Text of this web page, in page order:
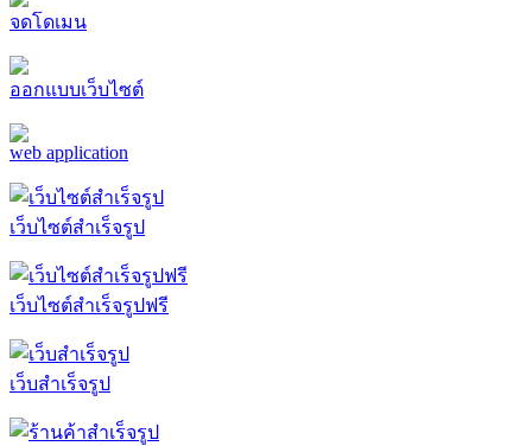
จดโดเมน
ออกแบบเว็บไซต์
web application
เว็บไซต์สำเร็จรูป
เว็บไซต์สำเร็จรูปฟรี
เว็บสำเร็จรูป